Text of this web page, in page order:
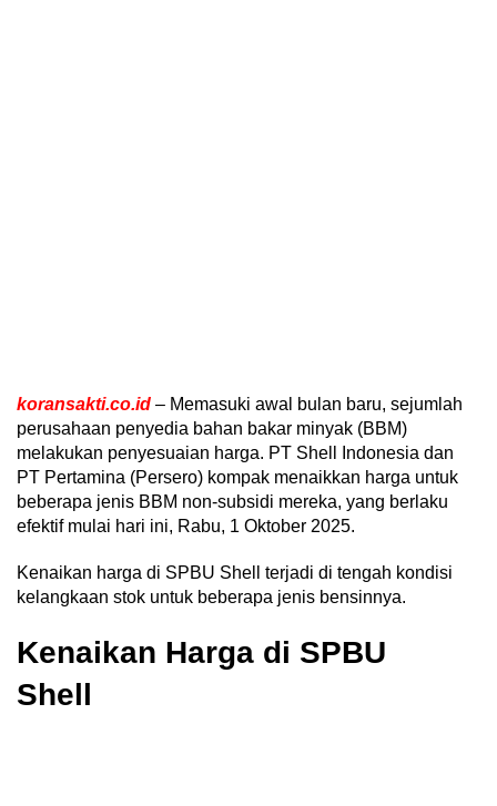
koransakti.co.id – Memasuki awal bulan baru, sejumlah
perusahaan penyedia bahan bakar minyak (BBM)
melakukan penyesuaian harga. PT Shell Indonesia dan
PT Pertamina (Persero) kompak menaikkan harga untuk
beberapa jenis BBM non-subsidi mereka, yang berlaku
efektif mulai hari ini, Rabu, 1 Oktober 2025.
Kenaikan harga di SPBU Shell terjadi di tengah kondisi
kelangkaan stok untuk beberapa jenis bensinnya.
Kenaikan Harga di SPBU
Shell